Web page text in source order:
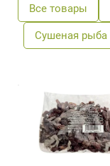
Все товары
Сушеная рыба